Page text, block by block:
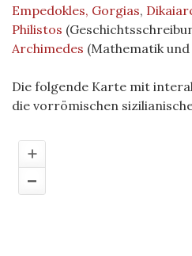
Empedokles, Gorgias,
Philistos
Archimedes (Mathematik
Die folgende Karte mit
die vorrömischen
+
–